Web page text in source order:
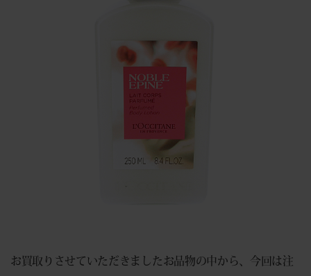
お買取りさせていただきましたお品物の中から、今回は注